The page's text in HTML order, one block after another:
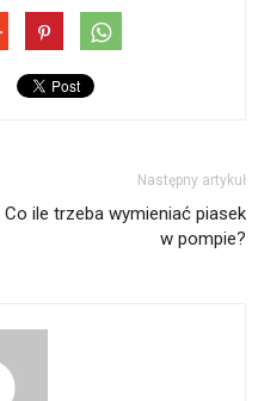
się
w
nowym
oknie)
w
nowym
oknie)
Następny artykuł
Co ile trzeba wymieniać piasek
w pompie?